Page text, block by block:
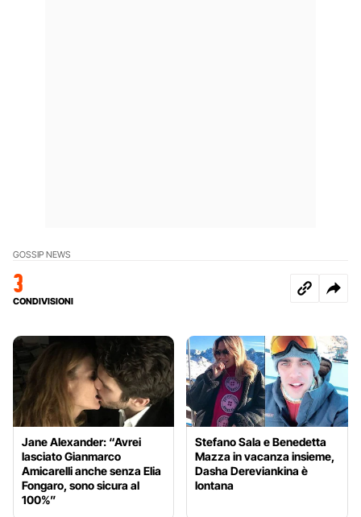
GOSSIP NEWS
3
CONDIVISIONI
Jane Alexander: “Avrei
lasciato Gianmarco
Amicarelli anche senza Elia
Fongaro, sono sicura al
100%”
Stefano Sala e Benedetta
Mazza in vacanza insieme,
Dasha Dereviankina è
lontana